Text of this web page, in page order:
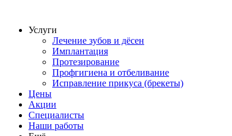
Услуги
Лечение зубов и дёсен
Имплантация
Протезирование
Профгигиена и отбеливание
Исправление прикуса (брекеты)
Цены
Акции
Специалисты
Наши работы